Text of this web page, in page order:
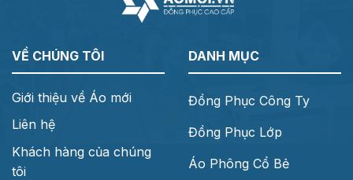
VỀ CHÚNG TÔI
Giới thiệu về Áo mới
Liên hệ
Khách hàng của chúng
tôi
DANH MỤC
Đồng Phục Công Ty
Đồng Phục Lớp
Áo Phông Cổ Bẻ